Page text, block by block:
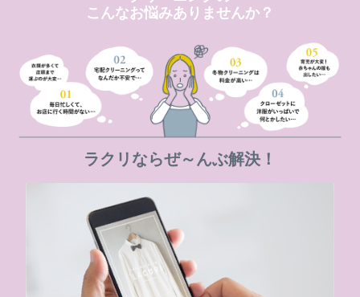
こんなお悩みありませんか？
ラクリならぜ～んぶ解決！